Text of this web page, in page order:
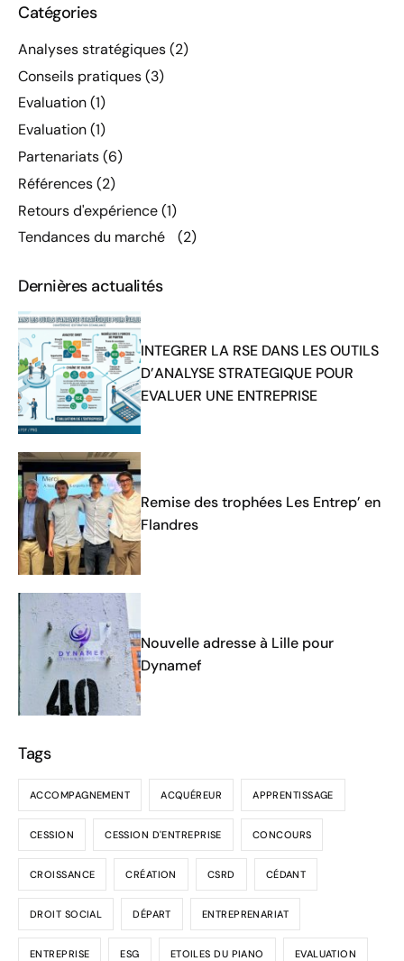
Catégories
Analyses stratégiques(2)
Conseils pratiques(3)
Evaluation(1)
Evaluation(1)
Partenariats(6)
Références(2)
Retours d'expérience(1)
Tendances du marché
(2)
Dernières actualités
INTEGRER LA RSE DANS LES OUTILS
D’ANALYSE STRATEGIQUE POUR
EVALUER UNE ENTREPRISE
Remise des trophées Les Entrep’ en
Flandres
Nouvelle adresse à Lille pour
Dynamef
Tags
ACCOMPAGNEMENT ACQUÉREUR APPRENTISSAGE
CESSION CESSION D'ENTREPRISE CONCOURS
CROISSANCE CRÉATION CSRD CÉDANT
DROIT SOCIAL DÉPART ENTREPRENARIAT
ENTREPRISE ESG ETOILES DU PIANO EVALUATION